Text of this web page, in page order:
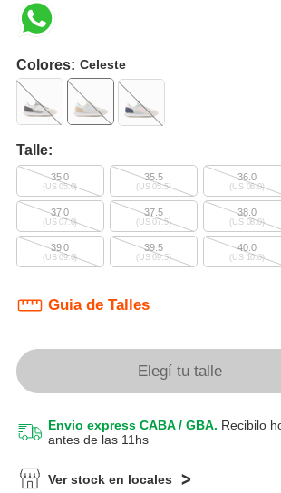
Colores: Celeste
Talle:
35.0
(US 05.0)
35.5
(US 05.5)
36.0
(US 06.0)
37.0
(US 07.0)
37.5
(US 07.5)
38.0
(US 08.0)
39.0
(US 09.0)
39.5
(US 09.5)
40.0
(US 10.0)
Guia de Talles
Elegí tu talle
Envio express CABA / GBA. Recibilo
antes de las 11hs
Ver stock en locales